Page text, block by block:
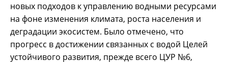
новых подходов к управлению водными ресурсами
на фоне изменения климата, роста населения и
деградации экосистем. Было отмечено, что
прогресс в достижении связанных с водой Целей
устойчивого развития, прежде всего ЦУР №6,